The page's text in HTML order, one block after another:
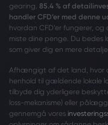
gearing. 85.4 % af
handler CFD’er med denne
hvordan CFD’er fungerer,
miste dine penge. Du
som giver dig en mere
Afhængigt af det land, hvor
henhold til gældende lokale
tilbyde dig yderligere
loss-mekanisme) eller
gennemgå vores